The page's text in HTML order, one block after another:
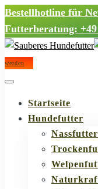
Bestellhotline für
Futterberatung: +49
werden
Startseite
Hundefutter
Nassfutter